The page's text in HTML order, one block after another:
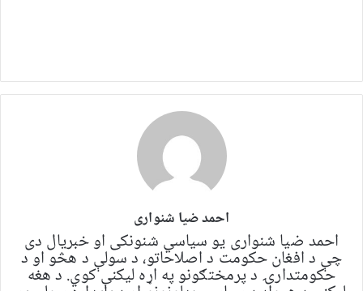
احمد ضیا شنواری
احمد ضیا شنواری یو سياسي شنونکی او خبریال دی
چې د افغان حکومت د اصلاحاتو، د سولې د هڅو او د
حکومتدارۍ د پرمختګونو په اړه لیکنې کوي. د هغه